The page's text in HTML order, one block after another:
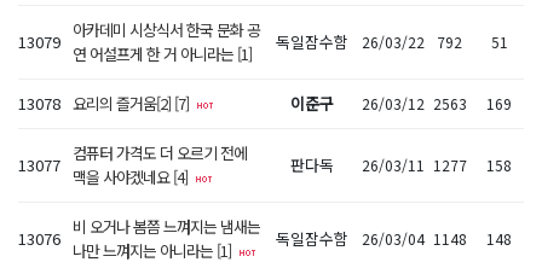
13079
아카데미 시상식서 한국 문화 공
연 어설프게 한 거 아니라는 [1]
독일잠수함 26/03/22 792 51
13078 요리의 즐거움[2] [7] 이준구 26/03/12 2563 169
13077
컴퓨터 가격도 더 오르기 전에
맥을 사야겠네요 [4]
판다독 26/03/11 1277 158
13076
비 오거나 봄쯤 느껴지는 냄새는
나만 느껴지는 아니라는 [1]
독일잠수함 26/03/04 1148 148